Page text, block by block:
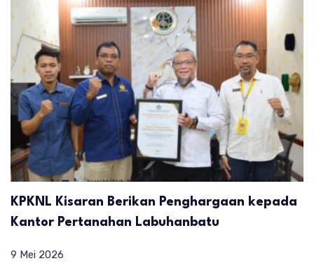
KPKNL Kisaran Berikan Penghargaan kepada
Kantor Pertanahan Labuhanbatu
9 Mei 2026